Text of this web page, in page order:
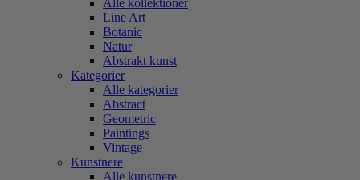
Alle kollektioner
Line Art
Botanic
Natur
Abstrakt kunst
Kategorier
Alle kategorier
Abstract
Geometric
Paintings
Vintage
Kunstnere
Alle kunstnere